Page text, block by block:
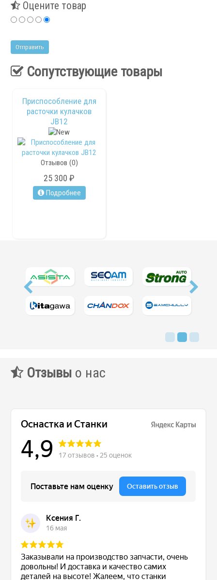
Сервис станков
Сервисное обслуживание станков
Диагностика неисправностей станков
Ремонт винторезных станков
Выполненные проекты
Логистика
Оцените товар
Сопутствующие товары
Приспособление для
расточки кулачков
JB12
Отзывов (0)
25 300 ₽
Подробнее
Отзывы о нас